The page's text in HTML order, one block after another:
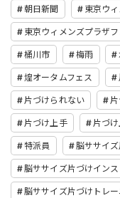
朝日新聞 東京ウ
東京ウィメンズプラザ
桶川市 梅雨
煌オータムフェス
片づけられない
片づけ上手 片づ
特派員 脳ササイ
脳ササイズ片づけイン
脳ササイズ片づけトレ